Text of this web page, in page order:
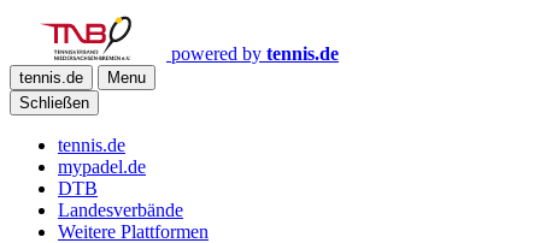
powered by tennis.de
tennis.de
Menu
Schließen
tennis.de
mypadel.de
DTB
Landesverbände
Weitere Plattformen